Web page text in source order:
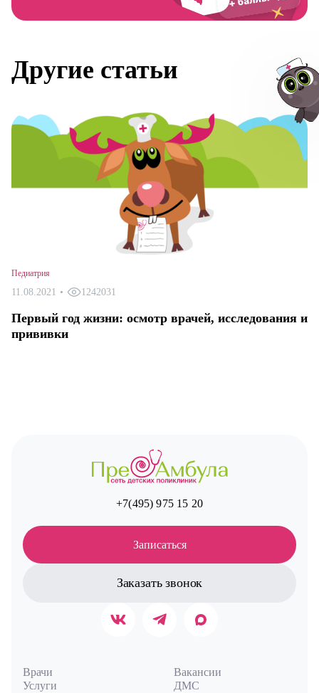
Другие статьи
Педиатрия
11.08.2021 • 1242031
Первый год жизни: осмотр врачей, исследования и
прививки
+7(495) 975 15 20
Записаться
Заказать звонок
Врачи
Услуги
Вакансии
ДМС